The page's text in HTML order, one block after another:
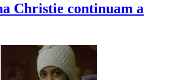
Christie continuam a